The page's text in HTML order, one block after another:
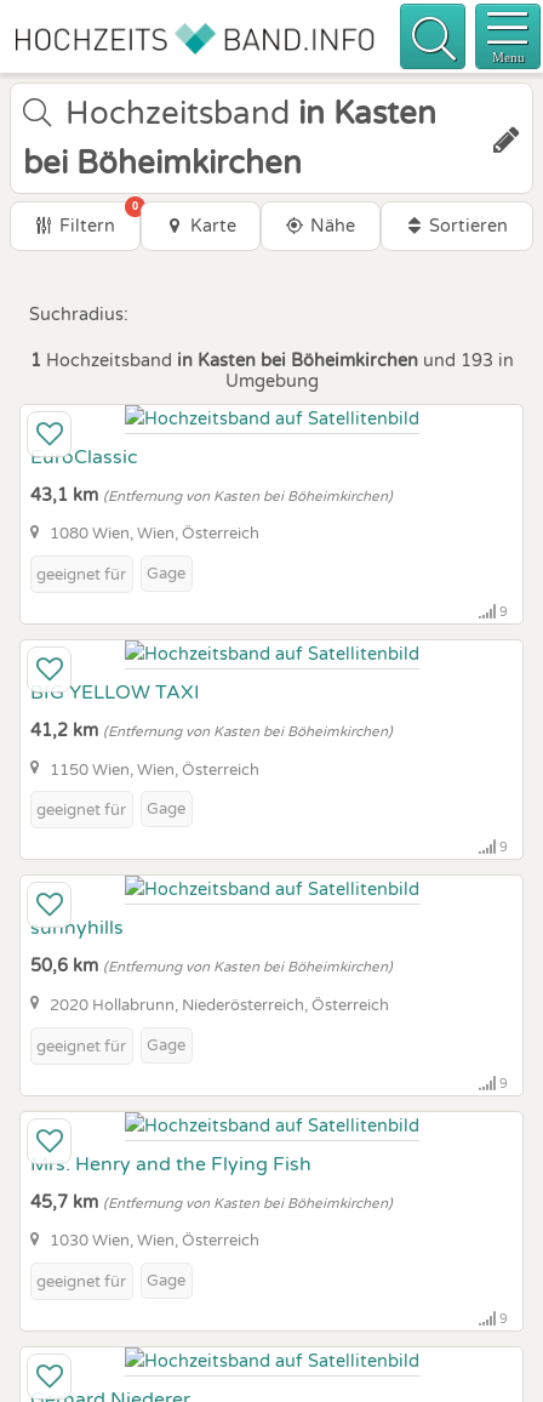
Menu
Hochzeitsband in Kasten
bei Böheimkirchen
Filtern
0
Karte Nähe Sortieren
Suchradius:
1 Hochzeitsband in Kasten bei Böheimkirchenund 193 in
Umgebung
EuroClassic
43,1 km (Entfernung von Kasten bei Böheimkirchen)
1080 Wien, Wien, Österreich
geeignet für Gage
9
BIG YELLOW TAXI
41,2 km (Entfernung von Kasten bei Böheimkirchen)
1150 Wien, Wien, Österreich
geeignet für Gage
9
sunnyhills
50,6 km (Entfernung von Kasten bei Böheimkirchen)
2020 Hollabrunn, Niederösterreich, Österreich
geeignet für Gage
9
Mrs. Henry and the Flying Fish
45,7 km (Entfernung von Kasten bei Böheimkirchen)
1030 Wien, Wien, Österreich
geeignet für Gage
9